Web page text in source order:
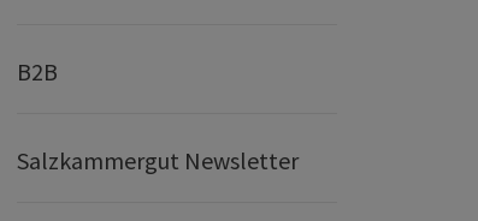
B2B
Salzkammergut Newsletter